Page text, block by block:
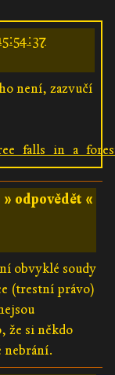
není, zazvučí
» odpovědět «
obvyklé soudy
(trestní právo)
že si někdo
nebrání.